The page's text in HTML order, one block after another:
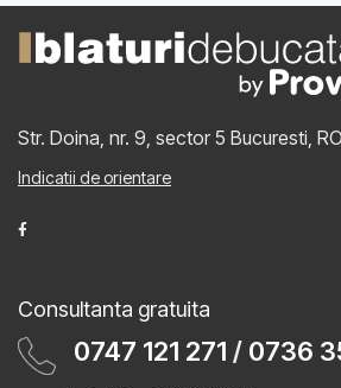
Str. Doina, nr. 9, sector 5 Bucuresti,
Indicatii de orientare
Consultanta gratuita
0747 121 271 / 0736